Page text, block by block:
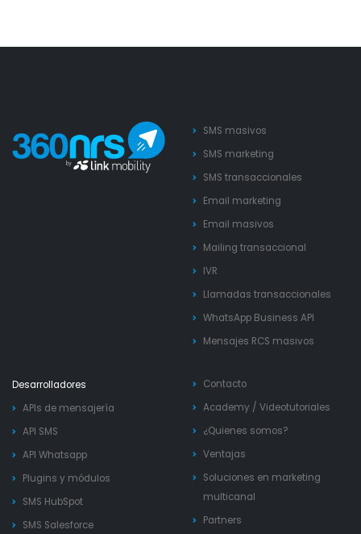
SMS masivos
SMS marketing
SMS transaccionales
Email marketing
Email masivos
Mailing transaccional
IVR
Llamadas transaccionales
WhatsApp Business API
Mensajes RCS masivos
Desarrolladores
APIs de mensajería
API SMS
API Whatsapp
Plugins y módulos
SMS HubSpot
SMS Salesforce
Contacto
Academy / Videotutoriales
¿Quienes somos?
Ventajas
Soluciones en marketing
multicanal
Partners